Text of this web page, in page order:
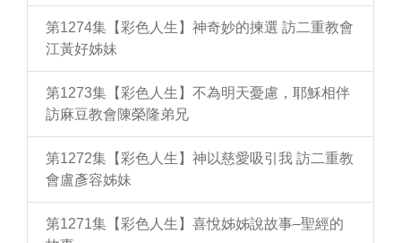
第1274集【彩色人生】神奇妙的揀選 訪二重教會
江黃好姊妹
第1273集【彩色人生】不為明天憂慮，耶穌相伴
訪麻豆教會陳榮隆弟兄
第1272集【彩色人生】神以慈愛吸引我 訪二重教
會盧彥容姊妹
第1271集【彩色人生】喜悅姊姊說故事–聖經的